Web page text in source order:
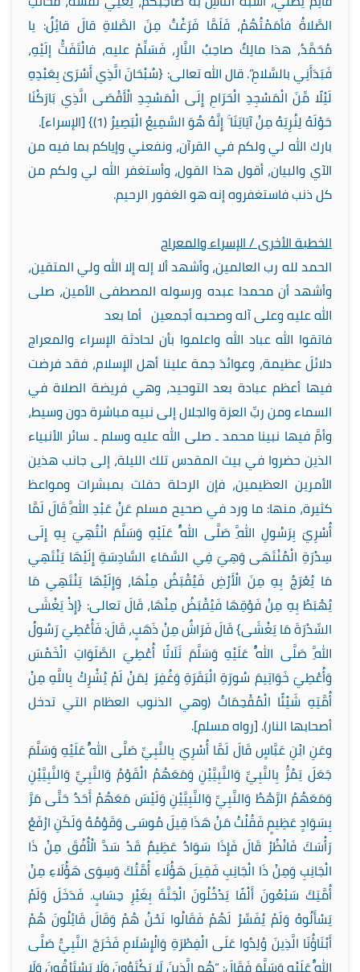
الصَّلاةُ فأمَمْتُهُمْ، فَلَمَّا فَرَغْتُ مِنَ الصَّلاةِ قالَ قائِلٌ: يا
مُحَمَّدُ، هذا مالِكٌ صاحِبُ النَّارِ، فَسَلِّمْ عليه، فالْتَفَتُّ إلَيْهِ،
فَبَدَأَنِي بالسَّلامِ”. قال الله تعالى: {سُبْحَانَ الَّذِي أَسْرَىٰ بِعَبْدِهِ
لَيْلًا مِّنَ الْمَسْجِدِ الْحَرَامِ إِلَى الْمَسْجِدِ الْأَقْصَى الَّذِي بَارَكْنَا
حَوْلَهُ لِنُرِيَهُ مِنْ آيَاتِنَا ۚ إِنَّهُ هُوَ السَّمِيعُ الْبَصِيرُ (1)} [الإسراء].
بارك الله لي ولكم في القرآن، ونفعني وإياكم بما فيه من
الآي والبيان، أقول هذا القول، وأستغفر الله لي ولكم من
كل ذنب فاستغفروه إنه هو الغفور الرحيم.
الخطبة الأخرى / الإسراء والمعراج
الحمد لله رب العالمين، وأشهد ألا إله إلا الله ولي المتقين،
وأشهد أن محمدا عبده ورسوله المصطفى الأمين، صلى
الله عليه وعلى آله وصحبه أجمعين أما بعد
فاتقوا الله عباد الله واعلموا بأن لحادثة الإسراء والمعراج
دلائلَ عظيمة، وعوائدَ جمة علينا أهل الإسلام، فقد فرضت
فيها أعظم عبادة بعد التوحيد، وهي فريضة الصلاة في
السماء ومن ربِّ العزة والجلال إلى نبيه مباشرة دون وسيط،
وأمَّ فيها نبينا محمد ـ صلى الله عليه وسلم ـ سائر الأنبياء
الذين حضروا في بيت المقدس تلك الليلة، إلى جانب هذين
الأمرين العظيمين، فإن الرحلة حفلت بمبشرات ومواعظ
كثيرة، منها: ما ورد في صحيح مسلم عَنْ عَبْدِ اللَّهِ قَالَ لَمَّا
أُسْرِيَ بِرَسُولِ اللَّهِ صَلَّى اللَّهُ عَلَيْهِ وَسَلَّمَ انْتُهِيَ بِهِ إِلَى
سِدْرَةِ الْمُنْتَهَى وَهِيَ فِي السَّمَاءِ السَّادِسَةِ إِلَيْهَا يَنْتَهِي
مَا يُعْرَجُ بِهِ مِنَ الْأَرْضِ فَيُقْبَضُ مِنْهَا، وَإِلَيْهَا يَنْتَهِي مَا
يُهْبَطُ بِهِ مِنْ فَوْقِهَا فَيُقْبَضُ مِنْهَا، قَالَ تعالى: {إِذْ يَغْشَى
السِّدْرَةَ مَا يَغْشَى} قَالَ فَرَاشٌ مِنْ ذَهَبٍ، قَالَ: فَأُعْطِيَ رَسُولُ
اللَّهِ صَلَّى اللَّهُ عَلَيْهِ وَسَلَّمَ ثَلَاثًا أُعْطِيَ الصَّلَوَاتِ الْخَمْسَ
وَأُعْطِيَ خَوَاتِيمَ سُورَةِ الْبَقَرَةِ وَغُفِرَ لِمَنْ لَمْ يُشْرِكْ بِاللَّهِ مِنْ
أُمَّتِهِ شَيْئًا الْمُقْحِمَاتُ (وهي الذنوب العظام التي تدخل
أصحابها النار). [رواه مسلم].
وعَنِ ابْنِ عَبَّاسٍ قَالَ لَمَّا أُسْرِيَ بِالنَّبِيِّ صَلَّى اللَّهُ عَلَيْهِ وَسَلَّمَ
جَعَلَ يَمُرُّ بِالنَّبِيِّ وَالنَّبِيَّيْنِ وَمَعَهُمُ الْقَوْمُ وَالنَّبِيِّ وَالنَّبِيَّيْنِ
وَمَعَهُمُ الرَّهْطُ وَالنَّبِيِّ وَالنَّبِيَّيْنِ وَلَيْسَ مَعَهُمْ أَحَدٌ حَتَّى مَرَّ
بِسَوَادٍ عَظِيمٍ فَقُلْتُ مَنْ هَذَا قِيلَ مُوسَى وَقَوْمُهُ وَلَكَنِ ارْفَعْ
رَأْسَكَ فَانْظُرْ قَالَ فَإِذَا سَوَادٌ عَظِيمٌ قَدْ سَدَّ الْأُفُقَ مِنْ ذَا
الْجَانِبِ وَمِنْ ذَا الْجَانِبِ فَقِيلَ هَؤُلَاءِ أُمَّتُكَ وَسِوَى هَؤُلَاءِ مِنْ
أُمَّتِكَ سَبْعُونَ أَلْفًا يَدْخُلُونَ الْجَنَّةَ بِغَيْرِ حِسَابٍ. فَدَخَلَ وَلَمْ
يَسْأَلُوهُ وَلَمْ يُفَسِّرْ لَهُمْ فَقَالُوا نَحْنُ هُمْ وَقَالَ قَائِلُونَ هُمْ
أَبْنَاؤُنَا الَّذِينَ وُلِدُوا عَلَى الْفِطْرَةِ وَالْإِسْلَامِ فَخَرَجَ النَّبِيُّ صَلَّى
اللَّهُ عَلَيْهِ وَسَلَّمَ فَقَالَ: “هُمِ الَّذِينَ لَا يَكْتَوُونَ وَلَا يَسْتَرْقُونَ وَلَا